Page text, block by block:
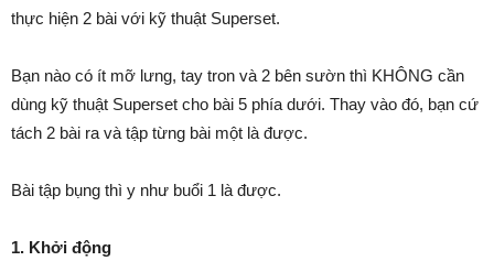
thực hiện 2 bài với kỹ thuật Superset.
Bạn nào có ít mỡ lưng, tay tron và 2 bên sườn thì KHÔNG cần
dùng kỹ thuật Superset cho bài 5 phía dưới. Thay vào đó, bạn cứ
tách 2 bài ra và tập từng bài một là được.
Bài tập bụng thì y như buổi 1 là được.
1. Khởi động